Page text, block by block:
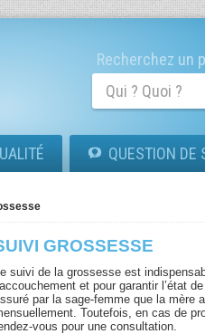
Recherchez un
QUESTION DE
GROSSESSE
suivi de la grossesse est
et pour garantir l’état
par la sage-femme que la mère
Toutefois, en cas de
vous pour une consultation.